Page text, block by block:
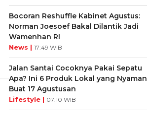
Bocoran Reshuffle Kabinet Agustus:
Norman Joesoef Bakal Dilantik Jadi
Wamenhan RI
News | 17:49 WIB
Jalan Santai Cocoknya Pakai Sepatu
Apa? Ini 6 Produk Lokal yang Nyaman
Buat 17 Agustusan
Lifestyle | 07:10 WIB